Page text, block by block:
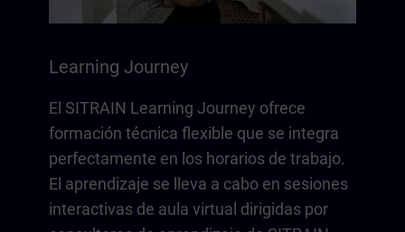
Learning Journey
El SITRAIN Learning Journey ofrece
formación técnica flexible que se integra
perfectamente en los horarios de trabajo.
El aprendizaje se lleva a cabo en sesiones
interactivas de aula virtual dirigidas por